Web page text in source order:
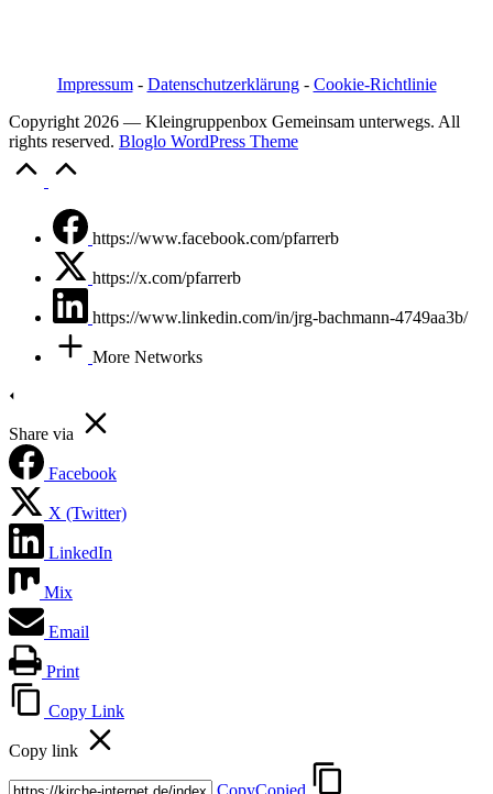
Impressum- Datenschutzerklärung- Cookie-Richtlinie
Copyright 2026 — Kleingruppenbox Gemeinsam unterwegs. All
rights reserved. Bloglo WordPress Theme
https://www.facebook.com/pfarrerb
https://x.com/pfarrerb
https://www.linkedin.com/in/jrg-bachmann-4749aa3b/
More Networks
Share via
Facebook
X (Twitter)
LinkedIn
Mix
Email
Print
Copy Link
Copy link
CopyCopied